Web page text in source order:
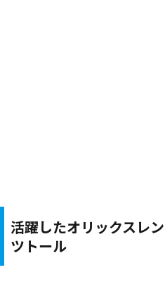
活躍したオリックスレ
ツトール